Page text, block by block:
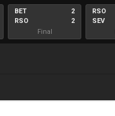
BET
RSO
2
2
Final
RSO
SEV